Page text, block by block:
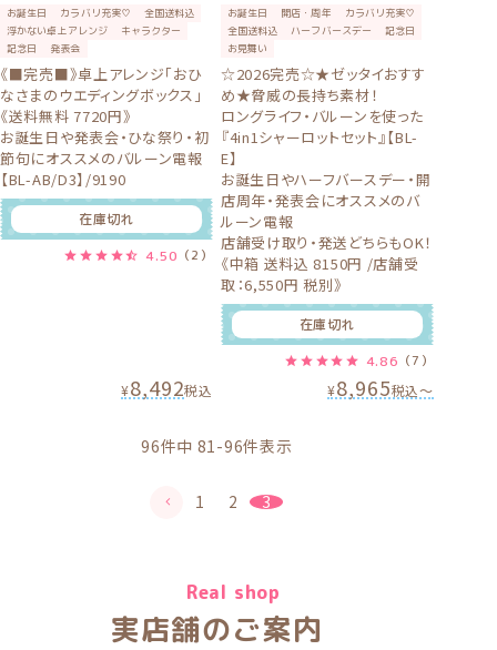
お誕生日 カラバリ充実♡
全国送料込
浮かない卓上アレンジ
キャラクター
記念日
発表会
《■完売■》卓上アレンジ「おひ
なさまのウエディングボックス」
《送料無料 7720円》
お誕生日や発表会・ひな祭り・初
節句にオススメのバルーン電報
【BL-AB/D3】/9190
在庫切れ
4.50 （2）
¥8,492税込
お誕生日 開店・周年
カラバリ充実♡
全国送料込
ハーフバースデー
記念日
お見舞い
☆2026完売☆★ゼッタイおすす
め★脅威の長持ち素材！
ロングライフ・バルーンを使った
『4in1シャーロットセット』【BL-
E】
お誕生日やハーフバースデー・開
店周年・発表会にオススメのバ
ルーン電報
店舗受け取り・発送どちらもOK！
《中箱 送料込 8150円 /店舗受
取：6,550円 税別》
在庫切れ
4.86 （7）
¥8,965税込〜
96件中 81 -96件表示
1 2 3
Real shop
実店舗のご案内